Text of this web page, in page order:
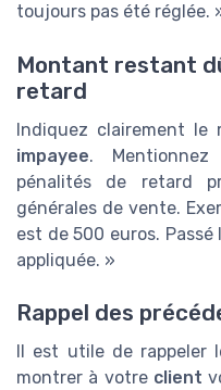
toujours pas été réglée.
Montant restant
retard
Indiquez clairement le
impayee. Mentionnez
pénalités de retard
générales de vente.
est de 500 euros. Passé
appliquée. »
Rappel des
Il est utile de rappeler
montrer à votre client